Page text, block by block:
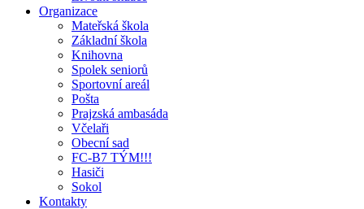
Organizace
Mateřská škola
Základní škola
Knihovna
Spolek seniorů
Sportovní areál
Pošta
Prajzská ambasáda
Včelaři
Obecní sad
FC-B7 TÝM!!!
Hasiči
Sokol
Kontakty